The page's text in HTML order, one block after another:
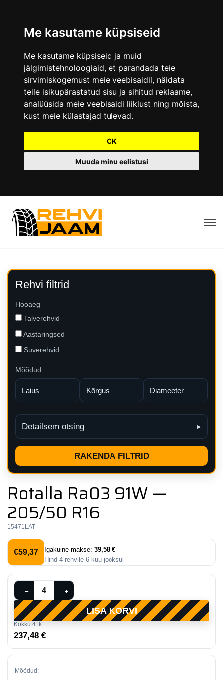
Me kasutame küpsiseid
Me kasutame küpsiseid ja muid
jälgimistehnoloogiaid, et parandada teie
sirvimiskogemust meie veebisaidil, näidata
teile isikupärastatud sisu ja sihitud reklaame,
analüüsida meie veebisaidi liiklust ning mõista,
kust meie külastajad tulevad.
OK
Muuda minu eelistusi
Rehvi filtrid
Hooaeg
Talverehvid
Aastaringsed
Suverehvid
Mõõdud
Detailsem otsing
RAKENDA FILTRID
Rotalla Ra03 91W —
205/50 R16
15471LAT
€59,37 Igakuine makse: 39,58 €
Hind 4 rehvile 6 kuu jooksul
Kokku 4 tk.
237,48 €
− + Rotalla
Ra03
91W
R16
LISA KORVI
Mõõdud: